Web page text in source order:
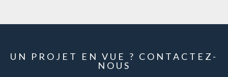
UN PROJET EN VUE ? CONTACTEZ-
NOUS